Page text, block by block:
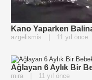
Kano Yaparken
azgelismis 11 yıl önce
Ağlayan 6 Aylık Bir
mira 11 yıl önce